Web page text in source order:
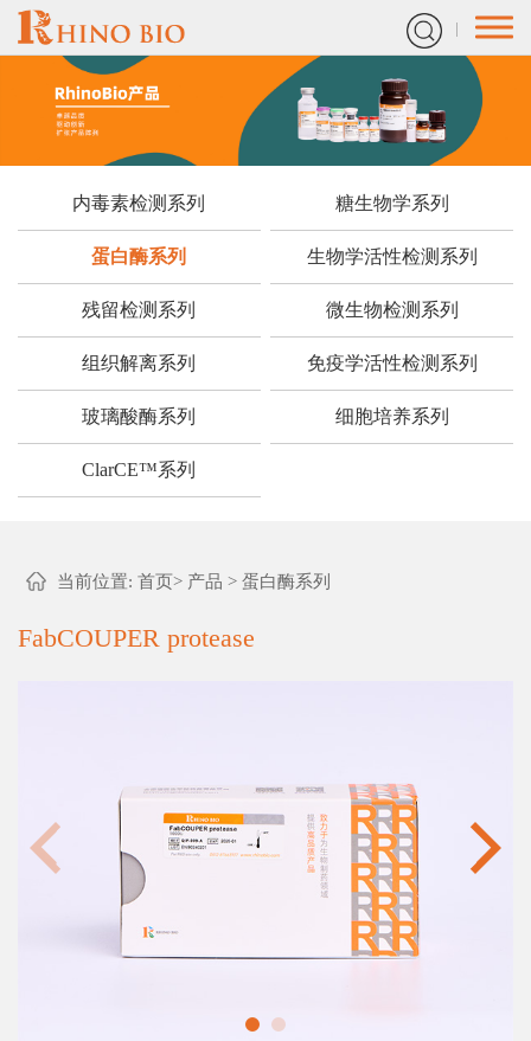
内毒素检测系列 糖生物学系列
蛋白酶系列 生物学活性检测系列
残留检测系列 微生物检测系列
组织解离系列 免疫学活性检测系列
玻璃酸酶系列 细胞培养系列
ClarCE™系列
当前位置: 首页> 产品 > 蛋白酶系列
FabCOUPER protease